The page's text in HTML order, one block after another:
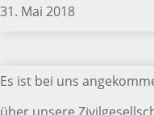
31. Mai 2018
Es ist bei uns